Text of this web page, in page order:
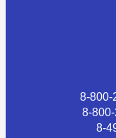
8-800-
8-
8-